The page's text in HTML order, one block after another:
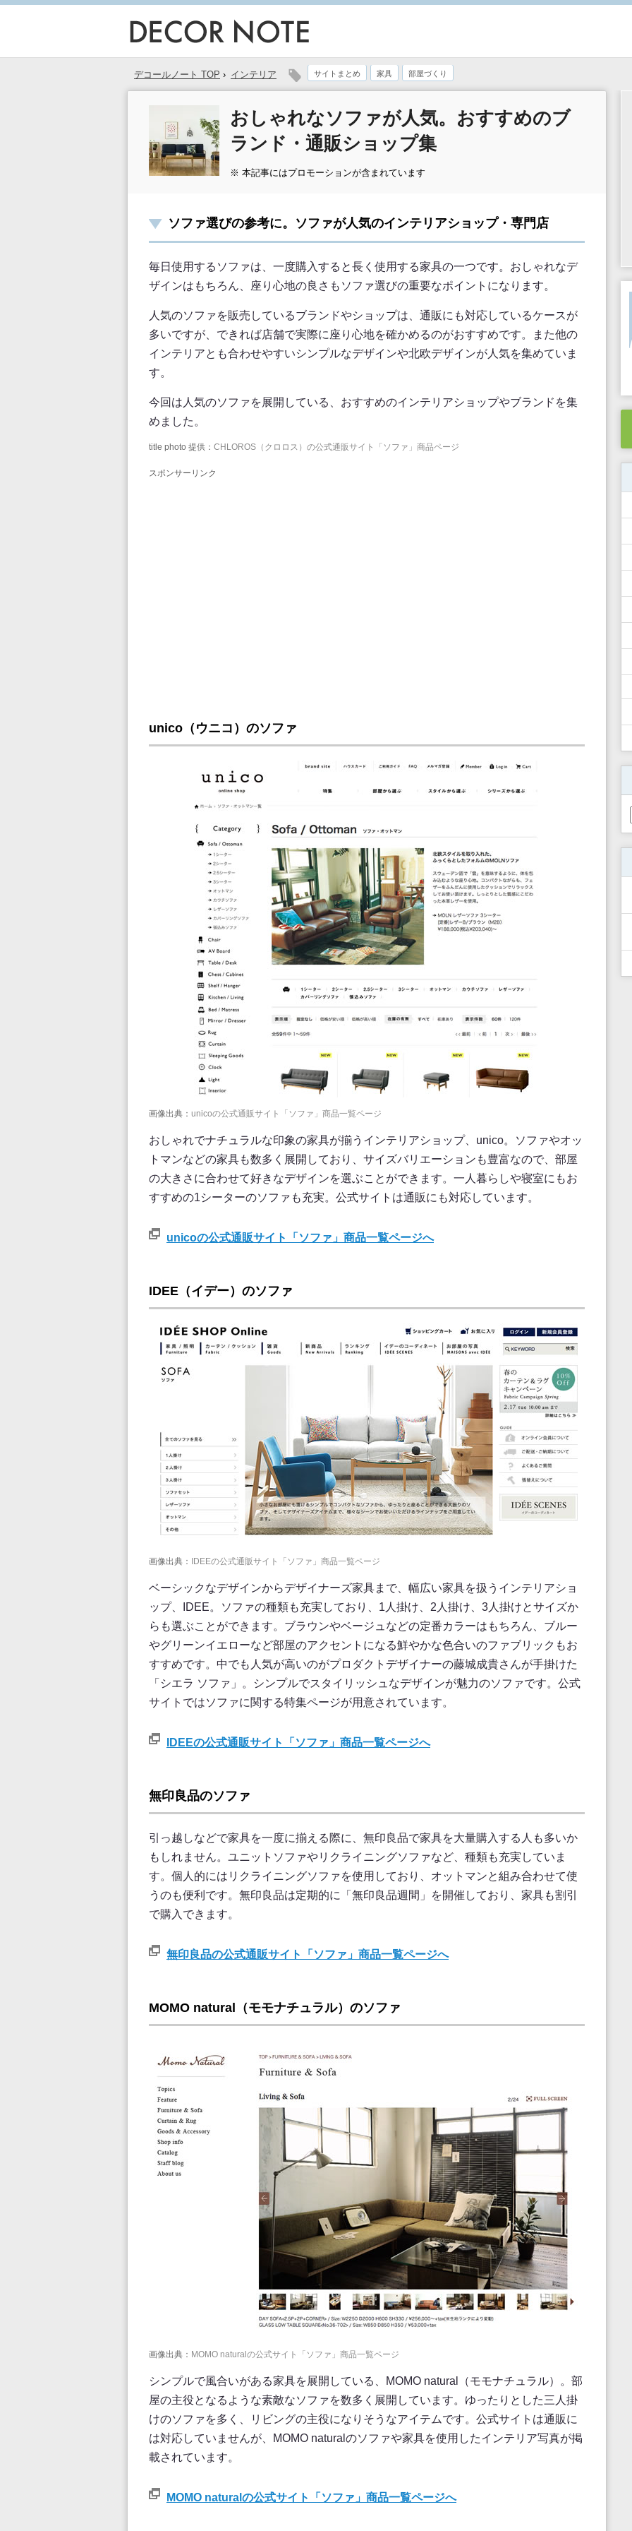
デコールノート TOP › インテリア サイトまとめ 家具 部屋づくり
おしゃれなソファが人気。おすすめのブ
ランド・通販ショップ集
※ 本記事にはプロモーションが含まれています
ソファ選びの参考に。ソファが人気のインテリアショップ・専門店
毎日使用するソファは、一度購入すると長く使用する家具の一つです。おしゃれなデ
ザインはもちろん、座り心地の良さもソファ選びの重要なポイントになります。
人気のソファを販売しているブランドやショップは、通販にも対応しているケースが
多いですが、できれば店舗で実際に座り心地を確かめるのがおすすめです。また他の
インテリアとも合わせやすいシンプルなデザインや北欧デザインが人気を集めていま
す。
今回は人気のソファを展開している、おすすめのインテリアショップやブランドを集
めました。
title photo 提供： CHLOROS（クロロス）の公式通販サイト「ソファ」商品ページ
スポンサーリンク
unico（ウニコ）のソファ
画像出典： unicoの公式通販サイト「ソファ」商品一覧ページ
おしゃれでナチュラルな印象の家具が揃うインテリアショップ、unico。ソファやオッ
トマンなどの家具も数多く展開しており、サイズバリエーションも豊富なので、部屋
の大きさに合わせて好きなデザインを選ぶことができます。一人暮らしや寝室にもお
すすめの1シーターのソファも充実。公式サイトは通販にも対応しています。
unicoの公式通販サイト「ソファ」商品一覧ページへ
IDEE（イデー）のソファ
画像出典： IDEEの公式通販サイト「ソファ」商品一覧ページ
ベーシックなデザインからデザイナーズ家具まで、幅広い家具を扱うインテリアショ
ップ、IDEE。ソファの種類も充実しており、1人掛け、2人掛け、3人掛けとサイズか
らも選ぶことができます。ブラウンやベージュなどの定番カラーはもちろん、ブルー
やグリーンイエローなど部屋のアクセントになる鮮やかな色合いのファブリックもお
すすめです。中でも人気が高いのがプロダクトデザイナーの藤城成貴さんが手掛けた
「シエラ ソファ」。シンプルでスタイリッシュなデザインが魅力のソファです。公式
サイトではソファに関する特集ページが用意されています。
IDEEの公式通販サイト「ソファ」商品一覧ページへ
無印良品のソファ
引っ越しなどで家具を一度に揃える際に、無印良品で家具を大量購入する人も多いか
もしれません。ユニットソファやリクライニングソファなど、種類も充実していま
す。個人的にはリクライニングソファを使用しており、オットマンと組み合わせて使
うのも便利です。無印良品は定期的に「無印良品週間」を開催しており、家具も割引
で購入できます。
無印良品の公式通販サイト「ソファ」商品一覧ページへ
MOMO natural（モモナチュラル）のソファ
画像出典： MOMO naturalの公式サイト「ソファ」商品一覧ページ
シンプルで風合いがある家具を展開している、MOMO natural（モモナチュラル）。部
屋の主役となるような素敵なソファを数多く展開しています。ゆったりとした三人掛
けのソファを多く、リビングの主役になりそうなアイテムです。公式サイトは通販に
は対応していませんが、MOMO naturalのソファや家具を使用したインテリア写真が掲
載されています。
MOMO naturalの公式サイト「ソファ」商品一覧ページへ